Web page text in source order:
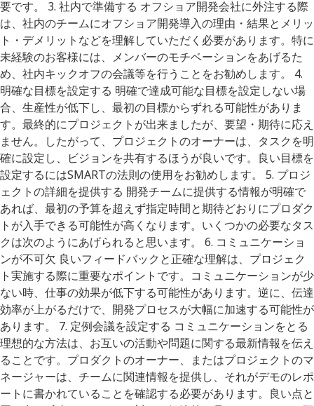
要です。 3. 社内で準備する オフショア開発会社に外注する際
は、社内のチームにオフショア開発導入の理由・結果とメリッ
ト・デメリットなどを理解していただく必要があります。特に
未経験のお客様には、メンバーのモチベーションをあげるた
め、社内キックオフの会議等を行うことをお勧めします。 4.
明確な目標を設定する 明確で達成可能な目標を設定しない場
合、生産性が低下し、最初の目標からずれる可能性がありま
す。最終的にプロジェクトが出来ましたが、要望・期待に応え
ません。したがって、プロジェクトのオーナーは、タスクを明
確に設定し、ビジョンを共有するほうが良いです。良い目標を
設定するにはSMARTの法則の使用をお勧めします。 5. プロジ
ェクトの詳細を提供する 開発チームに提供する情報が明確で
あれば、最初の予算を超えず指定時間と期待どおりにプロダク
トが入手できる可能性が高くなります。いくつかの必要なタス
クは次のようにあげられると思います。 6. コミュニケーショ
ンが不可欠 良いフィードバックと正確な理解は、プロジェク
ト実施する際に重要なポイントです。コミュニケーションが少
ない時、仕事の効果が低下する可能性があります。逆に、伝達
効率が上がるだけで、開発プロセスが大幅に加速する可能性が
あります。 7. 定例会議を設定する コミュニケーションをとる
理想的な方法は、お互いの活動や問題に関する最新情報を伝え
ることです。プロダクトのオーナー、またはプロジェクトのマ
ネージャーは、チームに関連情報を提供し、それがデモのレポ
ートに書かれていることを確認する必要があります。良い点と